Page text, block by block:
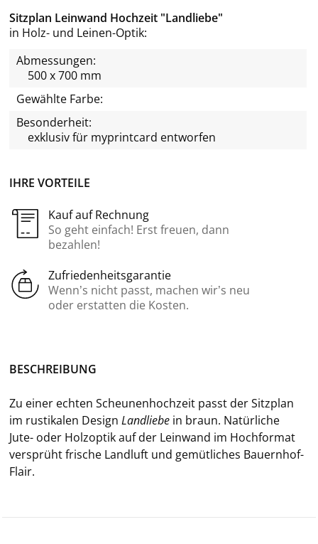
IHRE VORTEILE
Kauf auf Rechnung
So geht einfach! Erst freuen, dann
bezahlen!
Zufriedenheitsgarantie
Wenn’s nicht passt, machen wir’s neu
oder erstatten die Kosten.
Sitzplan Leinwand Hochzeit "Landliebe"
in Holz- und Leinen-Optik
Abmessungen:
500 x 700 mm
Gewählte Farbe:
Besonderheit:
exklusiv für myprintcard entworfen
BE­SCHREI­BUNG
Zu einer ech­ten Scheu­nen­hoch­zeit passt der Sitz­plan
im rus­ti­ka­len De­sign Land­lie­be in braun. Na­tür­li­che
Jute- oder Holz­op­tik auf der Lein­wand im Hoch­for­mat
ver­sprüht fri­sche Land­luft und ge­müt­li­ches Bauernhof-​
Flair.